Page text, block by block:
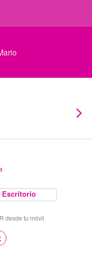
Escritorio
desde tu móvil